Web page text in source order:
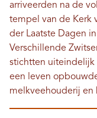
arriveerden na de
tempel van de Kerk
der Laatste Dagen
Verschillende
stichtten uiteindelijk
een leven
melkveehouderij en